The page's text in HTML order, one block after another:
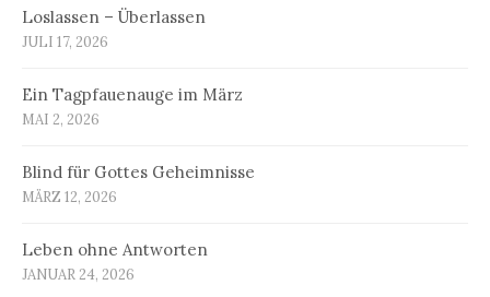
Loslassen – Überlassen
JULI 17, 2026
Ein Tagpfauenauge im März
MAI 2, 2026
Blind für Gottes Geheimnisse
MÄRZ 12, 2026
Leben ohne Antworten
JANUAR 24, 2026